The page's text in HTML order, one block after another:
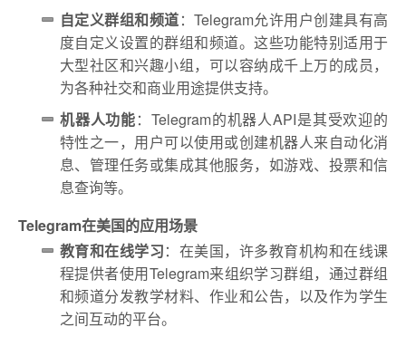
自定义群组和频道：Telegram允许用户创建具有高
度自定义设置的群组和频道。这些功能特别适用于
大型社区和兴趣小组，可以容纳成千上万的成员，
为各种社交和商业用途提供支持。
机器人功能：Telegram的机器人API是其受欢迎的
特性之一，用户可以使用或创建机器人来自动化消
息、管理任务或集成其他服务，如游戏、投票和信
息查询等。
Telegram在美国的应用场景
教育和在线学习：在美国，许多教育机构和在线课
程提供者使用Telegram来组织学习群组，通过群组
和频道分发教学材料、作业和公告，以及作为学生
之间互动的平台。